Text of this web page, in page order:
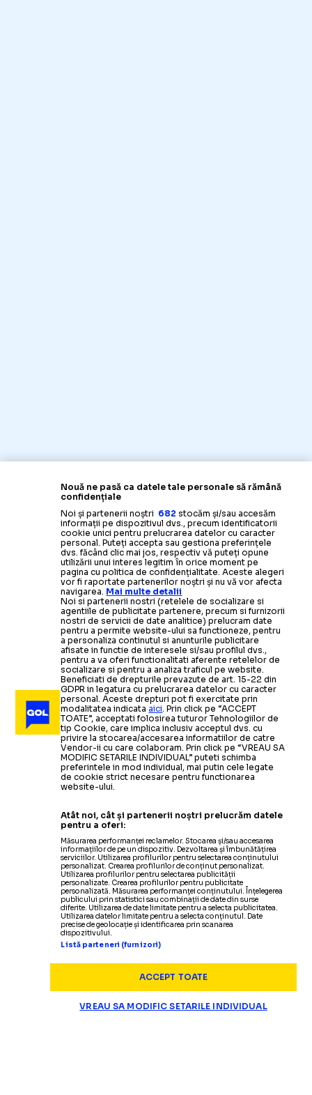
Nouă ne pasă ca datele tale personale să rămână
confidențiale
Noi și partenerii noștri 682 stocăm și/sau accesăm
informații pe dispozitivul dvs., precum identificatorii
cookie unici pentru prelucrarea datelor cu caracter
personal. Puteți accepta sau gestiona preferințele
dvs. făcând clic mai jos, respectiv vă puteți opune
utilizării unui interes legitim în orice moment pe
pagina cu politica de confidențialitate. Aceste alegeri
vor fi raportate partenerilor noștri și nu vă vor afecta
navigarea. Mai multe detalii
Noi si partenerii nostri (retelele de socializare si
agentiile de publicitate partenere, precum si furnizorii
nostri de servicii de date analitice) prelucram date
pentru a permite website-ului sa functioneze, pentru
a personaliza continutul si anunturile publicitare
afisate in functie de interesele si/sau profilul dvs.,
pentru a va oferi functionalitati aferente retelelor de
socializare si pentru a analiza traficul pe website.
Beneficiati de drepturile prevazute de art. 15-22 din
GDPR in legatura cu prelucrarea datelor cu caracter
personal. Aceste drepturi pot fi exercitate prin
modalitatea indicataaici. Prin click pe “ACCEPT
TOATE”, acceptati folosirea tuturor Tehnologiilor de
tip Cookie, care implica inclusiv acceptul dvs. cu
privire la stocarea/accesarea informatiilor de catre
Vendor-ii cu care colaboram. Prin click pe “VREAU SA
MODIFIC SETARILE INDIVIDUAL” puteti schimba
preferintele in mod individual, mai putin cele legate
de cookie strict necesare pentru functionarea
website-ului.
Atât noi, cât și partenerii noștri prelucrăm datele
pentru a oferi:
Măsurarea performanței reclamelor. Stocarea și/sau accesarea
informațiilor de pe un dispozitiv. Dezvoltarea și îmbunătățirea
serviciilor. Utilizarea profilurilor pentru selectarea conținutului
personalizat. Crearea profilurilor de conținut personalizat.
Utilizarea profilurilor pentru selectarea publicității
personalizate. Crearea profilurilor pentru publicitate
personalizată. Măsurarea performanței conținutului. Înțelegerea
publicului prin statistici sau combinații de date din surse
diferite. Utilizarea de date limitate pentru a selecta publicitatea.
Utilizarea datelor limitate pentru a selecta conținutul. Date
precise de geolocație și identificarea prin scanarea
dispozitivului.
Listă parteneri (furnizori)
ACCEPT TOATE
VREAU SA MODIFIC SETARILE INDIVIDUAL